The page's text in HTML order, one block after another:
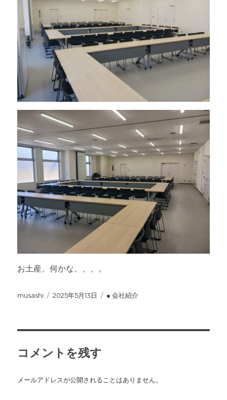
お土産、何かな、、、。
投
musashi
投
2025年5月13日
カ
● 会社紹介
コメントを残す
メールアドレスが公開されることはありません。